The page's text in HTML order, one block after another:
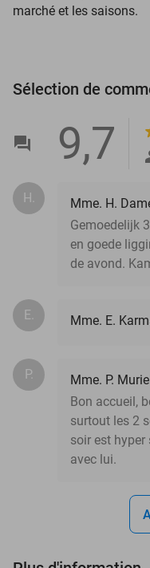
marché et les saisons.
Sélection de
9,7
H.
Mme. H.
Gemoedelijk
en goede
de avond.
E. Mme. E.
P.
Mme. P.
Bon accueil,
surtout les 2
soir est
avec lui.